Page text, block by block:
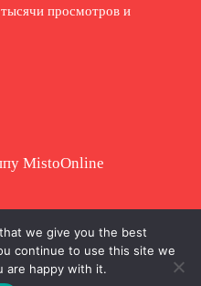
тысячи просмотров и
MistoOnline
материала
с гиперссылкой.
we give you the best
continue to use this site we
are happy with it.